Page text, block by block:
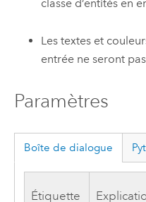
classe d’entités en
Les textes et
entrée ne seront
Paramètres
Boîte de dialogue
Étiquette